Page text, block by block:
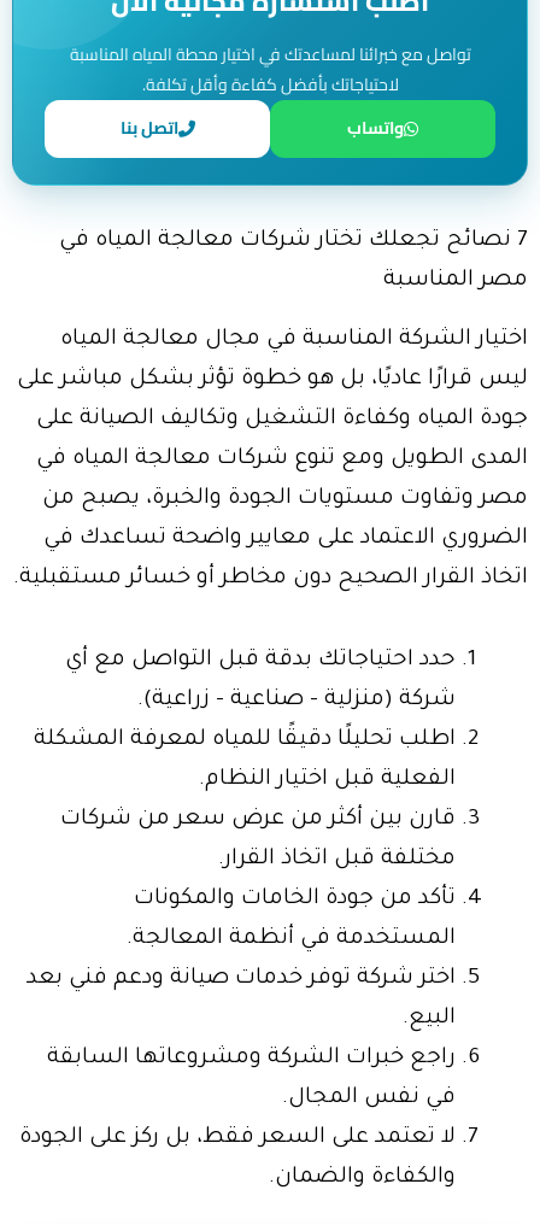
تواصل مع خبرائنا لمساعدتك في اختيار محطة المياه المناسبة
لاحتياجاتك بأفضل كفاءة وأقل تكلفة.
واتساب
اتصل بنا
7 نصائح تجعلك تختار شركات معالجة المياه في
مصر المناسبة
اختيار الشركة المناسبة في مجال معالجة المياه
ليس قرارًا عاديًا، بل هو خطوة تؤثر بشكل مباشر على
جودة المياه وكفاءة التشغيل وتكاليف الصيانة على
المدى الطويل ومع تنوع شركات معالجة المياه في
مصر وتفاوت مستويات الجودة والخبرة، يصبح من
الضروري الاعتماد على معايير واضحة تساعدك في
اتخاذ القرار الصحيح دون مخاطر أو خسائر مستقبلية.
حدد احتياجاتك بدقة قبل التواصل مع أي
شركة (منزلية – صناعية – زراعية).
اطلب تحليلًا دقيقًا للمياه لمعرفة المشكلة
الفعلية قبل اختيار النظام.
قارن بين أكثر من عرض سعر من شركات
مختلفة قبل اتخاذ القرار.
تأكد من جودة الخامات والمكونات
المستخدمة في أنظمة المعالجة.
اختر شركة توفر خدمات صيانة ودعم فني بعد
البيع.
راجع خبرات الشركة ومشروعاتها السابقة
في نفس المجال.
لا تعتمد على السعر فقط، بل ركز على الجودة
والكفاءة والضمان.